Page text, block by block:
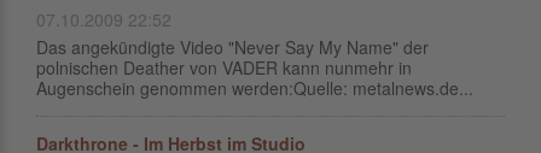
07.10.2009 22:52
Das angekündigte Video "Never Say My Name" der
polnischen Deather von VADER kann nunmehr in
Augenschein genommen werden:Quelle: metalnews.de...
Darkthrone - Im Herbst im Studio